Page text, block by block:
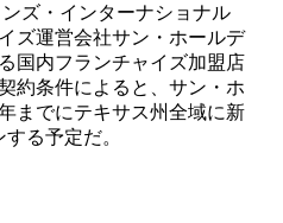
ズ・インターナショナル
ズ運営会社サン・ホールデ
国内フランチャイズ加盟店
約条件によると、サン・ホ
までにテキサス州全域に新
る予定だ。